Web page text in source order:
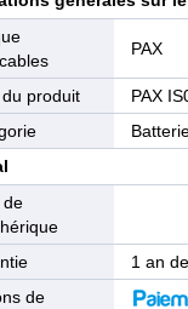
PAX
produit
PAX
de
1 an
de